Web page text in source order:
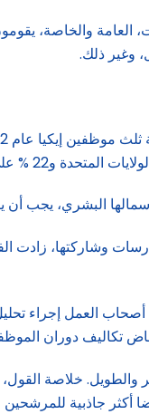
العامة والخاصة،
وغير ذلك.
البشري، يجب
وشاركتها، زادت
العمل إجراء
تكاليف دوران
والطويل. خلاصة
أكثر جاذبية